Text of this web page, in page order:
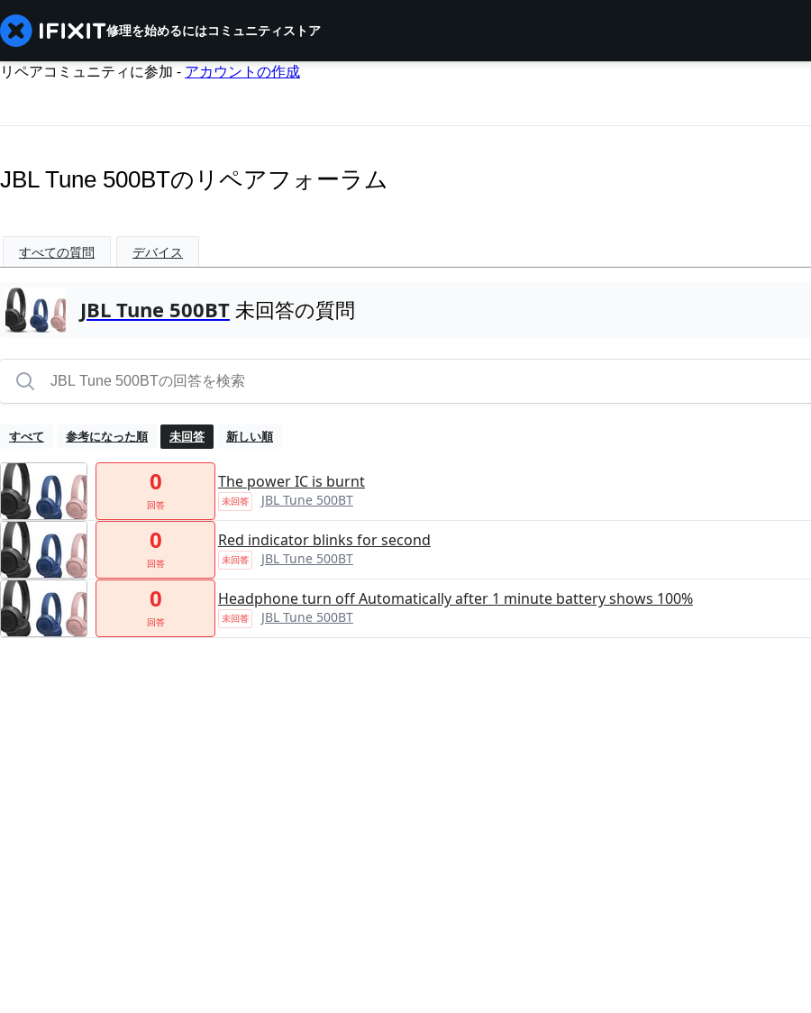
修理を始めるにはコミュニティストア
リペアコミュニティに参加 - アカウントの作成
JBL Tune 500BTのリペアフォーラム
すべての質問 デバイス
JBL Tune 500BT 未回答の質問
すべて 参考になった順 未回答 新しい順
0
回答
The power IC is burnt
未回答 JBL Tune 500BT
0
回答
Red indicator blinks for second
未回答 JBL Tune 500BT
0
回答
Headphone turn off Automatically after 1 minute battery shows 100%
未回答 JBL Tune 500BT